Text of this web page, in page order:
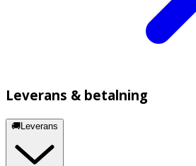
Leverans & betalning
🚚Leverans